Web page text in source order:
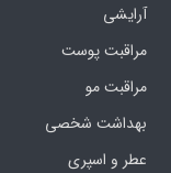
آرایشی
مراقبت پوست
مراقبت مو
بهداشت شخصی
عطر و اسپری